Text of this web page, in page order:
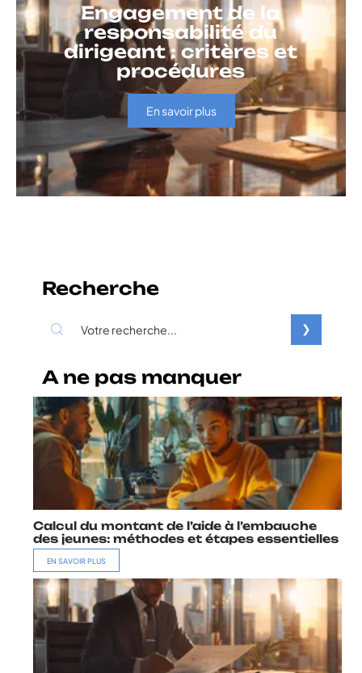
Engagement de la
responsabilité du
dirigeant : critères et
procédures
En savoir plus
Recherche
A ne pas manquer
Calcul du montant de l’aide à l’embauche
des jeunes: méthodes et étapes essentielles
EN SAVOIR PLUS